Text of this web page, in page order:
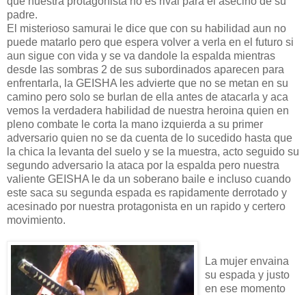
padre.
El misterioso samurai le dice que con su habilidad aun no
puede matarlo pero que espera volver a verla en el futuro si
aun sigue con vida y se va dandole la espalda mientras
desde las sombras 2 de sus subordinados aparecen para
enfrentarla, la GEISHA les advierte que no se metan en su
camino pero solo se burlan de ella antes de atacarla y aca
vemos la verdadera habilidad de nuestra heroina quien en
pleno combate le corta la mano izquierda a su primer
adversario quien no se da cuenta de lo sucedido hasta que
la chica la levanta del suelo y se la muestra, acto seguido su
segundo adversario la ataca por la espalda pero nuestra
valiente GEISHA le da un soberano baile e incluso cuando
este saca su segunda espada es rapidamente derrotado y
acesinado por nuestra protagonista en un rapido y certero
movimiento.
La mujer envaina
su espada y justo
en ese momento